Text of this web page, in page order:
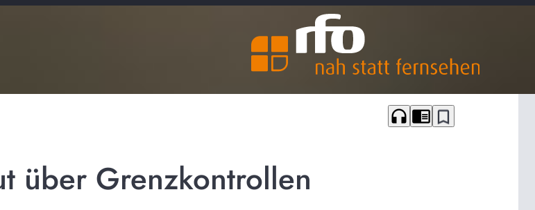
headphones chrome_reader_mode bookmark_border
über Grenzkontrollen